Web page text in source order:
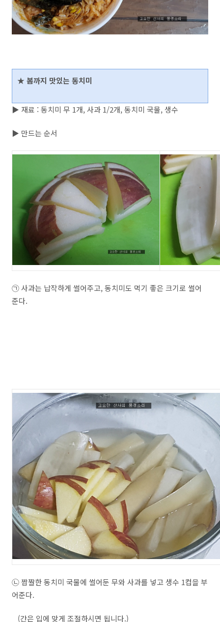
★ 봄까지 맛있는 동치미
▶ 재료 : 동치미 무 1개, 사과 1/2개, 동치미 국물, 생수
▶ 만드는 순서
㉠ 사과는 납작하게 썰어주고, 동치미도 먹기 좋은 크기로 썰어
준다.
㉡ 짭짤한 동치미 국물에 썰어둔 무와 사과를 넣고 생수 1컵을 부
어준다.
(간은 입에 맞게 조절하시면 됩니다.)